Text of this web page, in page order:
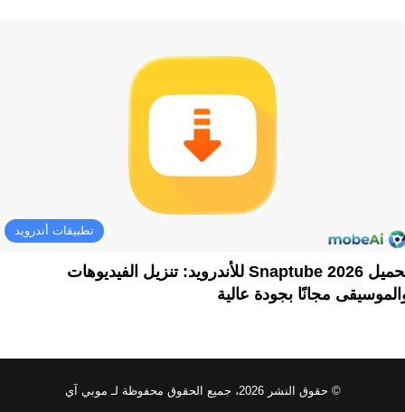
تطبيقات أندرويد
تحميل Snaptube 2026 للأندرويد: تنزيل الفيديوهات
مجانًا بجودة عالية
© حقوق النشر 2026، جميع الحقوق محفوظة لـ موبي آي